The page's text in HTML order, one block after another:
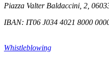
Piazza Valter Baldaccini, 2,
IBAN: IT06 J034 4021 8000
Whistleblowing